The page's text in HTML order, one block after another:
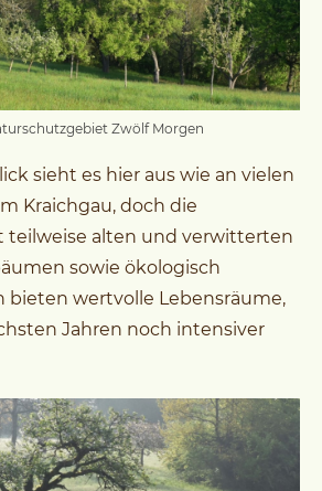
Zwölf Morgen
sieht es hier aus wie an vielen
Kraichgau, doch die
teilweise alten und verwitterten
sowie ökologisch
bieten wertvolle Lebensräume,
Jahren noch intensiver